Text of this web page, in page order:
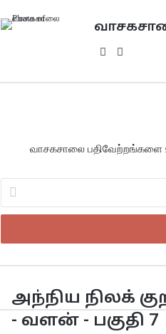
Website
வாசகசாலை பதிவேற்றங்களை
உங்கள்
மின்னஞ்சலைப்
உள்ளீடு
அந்நிய நிலக்
- வளன் - பகுதி 7